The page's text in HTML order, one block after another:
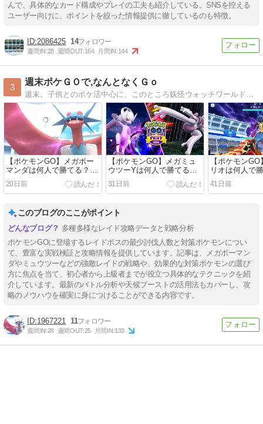
んで、具体的なカード構成やプレイの工夫も紹介している。SNSを控える
ユーザー向けに、ポイントを絞った情報提供に徹しているのも特徴。
2086425 14
週間IN:28 週間OUT:164 月間IN:144
3
週末ポケＧＯで,なんとなくＧｏ
週末、子供とのポケ活中心に、このところ妖怪ウォッチワールドにもはまっています。不定期アップしています。よろしくお願いします。
【ポケモンGO】メガボー
マンダは何人で勝てる？最
小討伐人数とおすすめ対策
ポケモン
20日前
【ポケモンGO】メガミュ
ウツーYは何人で勝てる？
対策とシールド12枚予想と
最少人数の限界を徹底攻
略！
31日前
【ポケモン
リオは何人で
討伐人数と対
実際に2人レイ
た結果を徹底
41日前
このブログのここがポイント
多種多様なレイド攻略データと戦略分析
ポケモンGOに登場するレイドボスの最少討伐人数と対策ポケモンについ
て、豊富な実戦検証と攻略情報を提供しています。記事は、メガボーマン
ダやミュウツーなどの強敵レイドの戦略や、効果的な対策ポケモンの選び
方に焦点を当て、初心者から上級者までが役立つ具体的なテクニックを紹
介しています。最新のバトル分析や天候ブーストの活用法もカバーし、攻
略のノウハウを確実に身につけることができる内容です。
1967221 11
週間IN:28 週間OUT:25 月間IN:133